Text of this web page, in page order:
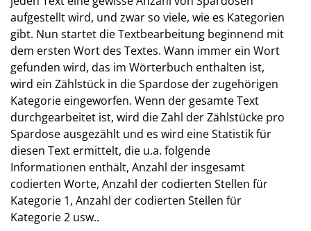
aufgestellt wird, und zwar so viele, wie es Kategorien
gibt. Nun startet die Textbearbeitung beginnend mit
dem ersten Wort des Textes. Wann immer ein Wort
gefunden wird, das im Wörterbuch enthalten ist,
wird ein Zählstück in die Spardose der zugehörigen
Kategorie eingeworfen. Wenn der gesamte Text
durchgearbeitet ist, wird die Zahl der Zählstücke pro
Spardose ausgezählt und es wird eine Statistik für
diesen Text ermittelt, die u.a. folgende
Informationen enthält, Anzahl der insgesamt
codierten Worte, Anzahl der codierten Stellen für
Kategorie 1, Anzahl der codierten Stellen für
Kategorie 2 usw..